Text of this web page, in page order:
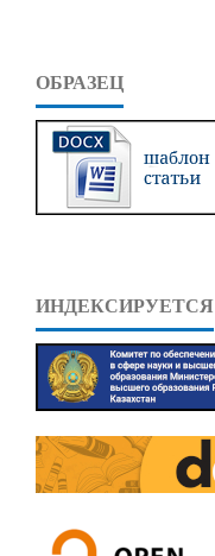
ОБРАЗЕЦ
ИНДЕКСИРУЕТСЯ